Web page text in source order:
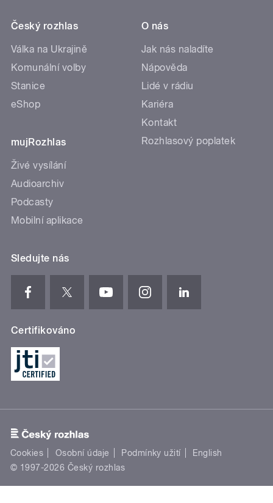
Český rozhlas
Válka na Ukrajině
Komunální volby
Stanice
eShop
mujRozhlas
Živé vysílání
Audioarchiv
Podcasty
Mobilní aplikace
O nás
Jak nás naladíte
Nápověda
Lidé v rádiu
Kariéra
Kontakt
Rozhlasový poplatek
Sledujte nás
Certifikováno
Cookies Osobní údaje Podmínky užití
English
© 1997-2026 Český rozhlas